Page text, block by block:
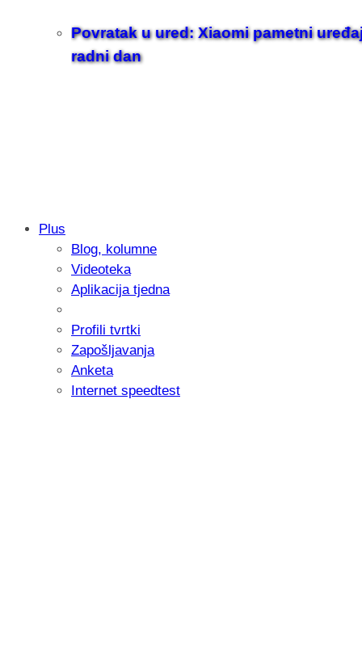
Povratak u ured: Xiaomi pametni
radni dan
Samsung otkrio kako je nastajala
donijelo tanje i izdržljivije preklopne
Plus
Blog, kolumne
Videoteka
Aplikacija tjedna
Profili tvrtki
Zapošljavanja
Anketa
Internet speedtest